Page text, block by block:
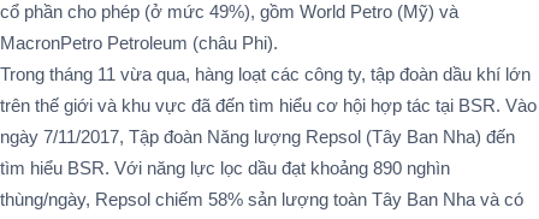
cổ phần cho phép (ở mức 49%), gồm World Petro (Mỹ) và
MacronPetro Petroleum (châu Phi).
Trong tháng 11 vừa qua, hàng loạt các công ty, tập đoàn dầu khí lớn
trên thế giới và khu vực đã đến tìm hiểu cơ hội hợp tác tại BSR. Vào
ngày 7/11/2017, Tập đoàn Năng lượng Repsol (Tây Ban Nha) đến
tìm hiểu BSR. Với năng lực lọc dầu đạt khoảng 890 nghìn
thùng/ngày, Repsol chiếm 58% sản lượng toàn Tây Ban Nha và có